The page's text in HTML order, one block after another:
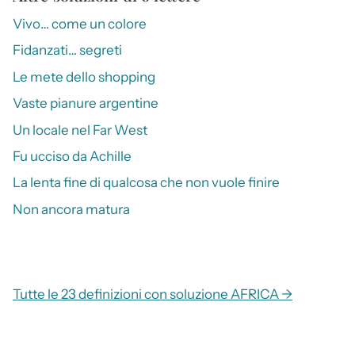
Vivo… come un colore
Fidanzati… segreti
Le mete dello shopping
Vaste pianure argentine
Un locale nel Far West
Fu ucciso da Achille
La lenta fine di qualcosa che non vuole finire
Non ancora matura
Tutte le 23 definizioni con soluzione AFRICA →